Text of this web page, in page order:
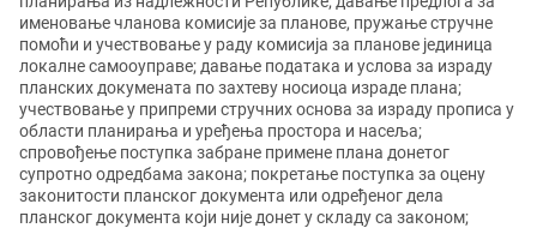
именовање чланова комисије за планове, пружање стручне
помоћи и учествовање у раду комисија за планове јединица
локалне самооуправе; давање података и услова за израду
планских докумената по захтеву носиоца израде плана;
учествовање у припреми стручних основа за израду прописа у
области планирања и уређења простора и насеља;
спровођење поступка забране примене плана донетог
супротно одредбама закона; покретање поступка за оцену
законитости планског документа или одређеног дела
планског документа који није донет у складу са законом;